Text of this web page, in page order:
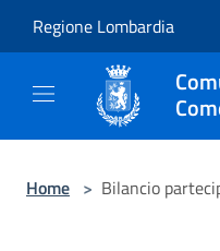
Regione Lombardia
Home > Bilancio